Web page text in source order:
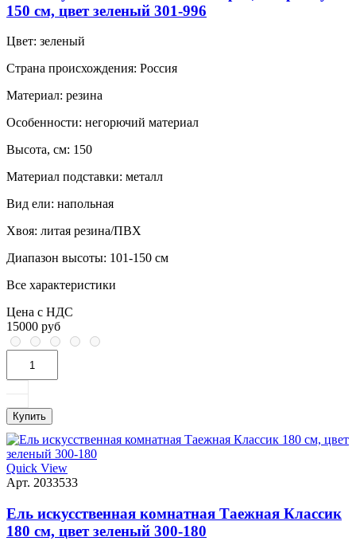
150 см, цвет зеленый 301-996
Цвет: зеленый
Страна происхождения: Россия
Материал: резина
Особенности: негорючий материал
Высота, см: 150
Материал подставки: металл
Вид ели: напольная
Хвоя: литая резина/ПВХ
Диапазон высоты: 101-150 см
Все характеристики
Цена с НДС
15000 руб
Купить
Quick View
Арт. 2033533
Ель искусственная комнатная Таежная Классик
180 см, цвет зеленый 300-180